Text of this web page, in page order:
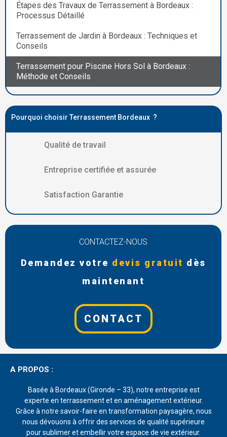
Étapes des Travaux de Terrassement à Bordeaux :
Processus Détaillé
Terrassement de Jardin à Bordeaux : Techniques et
Conseils
Terrassement pour Piscine Hors Sol à Bordeaux :
Méthode et Conseils
Pourquoi choisir Terrassement Bordeaux ?
Qualité de travail
Entreprise certifiée et assurée
Satisfaction Garantie
CONTACTEZ-NOUS
Demandez votre devis gratuit dès
maintenant
CONTACT
A PROPOS :
Basée à Bordeaux (Gironde – 33), notre entreprise est
experte en terrassement et en aménagement extérieur.
Grâce à notre savoir-faire en transformation paysagère, nous
nous dévouons à offrir des services de qualité supérieure
pour sublimer et embellir votre espace de vie extérieur.